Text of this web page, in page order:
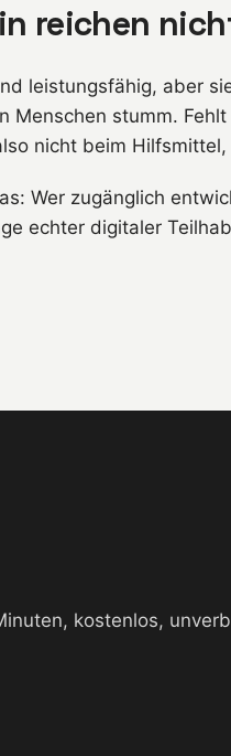
reichen
leistungsfähig, aber
Menschen stumm.
nicht beim
Wer zugänglich
echter digitaler
kostenlos,